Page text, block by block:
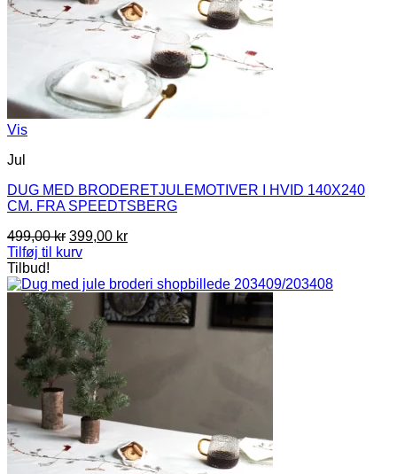
Vis
Jul
DUG MED BRODERETJULEMOTIVER I HVID 140X240
CM. FRA SPEEDTSBERG
499,00kr Den
oprindelige
var:
499,00 kr.
399,00 krDen
er:
399,00 kr.
Tilføj til kurv
Tilbud!